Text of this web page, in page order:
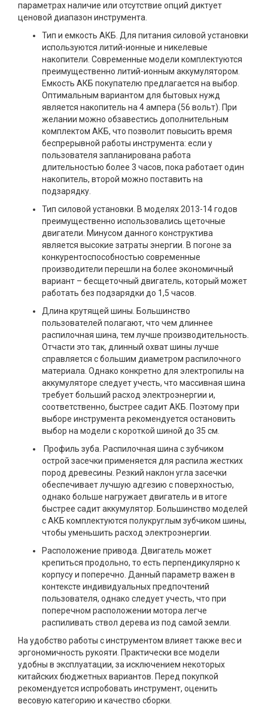
параметрах наличие или отсутствие опций диктует
ценовой диапазон инструмента.
Тип и емкость АКБ. Для питания силовой установки
используются литий-ионные и никелевые
накопители. Современные модели комплектуются
преимущественно литий-ионным аккумулятором.
Емкость АКБ покупателю предлагается на выбор.
Оптимальным вариантом для бытовых нужд
является накопитель на 4 ампера (56 вольт). При
желании можно обзавестись дополнительным
комплектом АКБ, что позволит повысить время
беспрерывной работы инструмента: если у
пользователя запланирована работа
длительностью более 3 часов, пока работает один
накопитель, второй можно поставить на
подзарядку.
Тип силовой установки. В моделях 2013-14 годов
преимущественно использовались щеточные
двигатели. Минусом данного конструктива
является высокие затраты энергии. В погоне за
конкурентоспособностью современные
производители перешли на более экономичный
вариант – бесщеточный двигатель, который может
работать без подзарядки до 1,5 часов.
Длина крутящей шины. Большинство
пользователей полагают, что чем длиннее
распилочная шина, тем лучше производительность.
Отчасти это так, длинный охват шины лучше
справляется с большим диаметром распилочного
материала. Однако конкретно для электропилы на
аккумуляторе следует учесть, что массивная шина
требует больший расход электроэнергии и,
соответственно, быстрее садит АКБ. Поэтому при
выборе инструмента рекомендуется остановить
выбор на модели с короткой шиной до 35 см.
Профиль зуба. Распилочная шина с зубчиком
острой засечки применяется для распила жестких
пород древесины. Резкий наклон угла засечки
обеспечивает лучшую адгезию с поверхностью,
однако больше нагружает двигатель и в итоге
быстрее садит аккумулятор. Большинство моделей
с АКБ комплектуются полукруглым зубчиком шины,
чтобы уменьшить расход электроэнергии.
Расположение привода. Двигатель может
крепиться продольно, то есть перпендикулярно к
корпусу и поперечно. Данный параметр важен в
контексте индивидуальных предпочтений
пользователя, однако следует учесть, что при
поперечном расположении мотора легче
распиливать ствол дерева из под самой земли.
На удобство работы с инструментом влияет также вес и
эргономичность рукояти. Практически все модели
удобны в эксплуатации, за исключением некоторых
китайских бюджетных вариантов. Перед покупкой
рекомендуется испробовать инструмент, оценить
весовую категорию и качество сборки.